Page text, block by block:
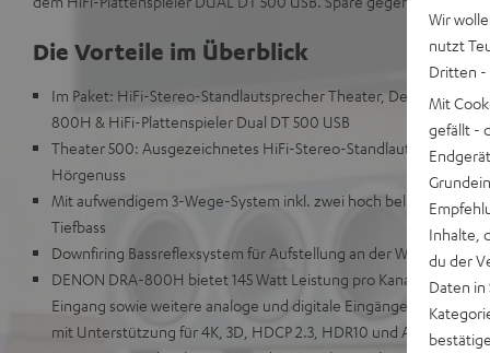
Die Vorteile im Überblick
Im Paket: HiFi-Stereo-Standlautsprecher Theater, Denon Stereo-
800H & HiFi-Plattenspieler Dual DT 500 USB
Theater 500: Ausgezeichnetes HiFi-Stereo-
Hörgenuss
Mit aufwendigem 3-Wege-System inkl. zwei hoch belastbaren
Tiefbass
Downfiring Bassreflexsystem für Aufstellung an der Wand oder frei
DENON DRA-800H bietet 145 Watt Leistung pro Kanal an 6 Ohm,
Eingang sowie weitere analoge und digitale Eingänge, 5 HDMI-
mit Unterstützung für 4K, 3D, HDCP 2.3, HDR10 und ARC
Wir
nutzt
Dritten -
Mit
gefällt -
Inhalte,
du der
Daten in